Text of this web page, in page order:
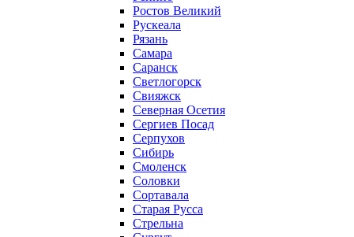
Ростов Великий
Рускеала
Рязань
Самара
Саранск
Светлогорск
Свияжск
Северная Осетия
Сергиев Посад
Серпухов
Сибирь
Смоленск
Соловки
Сортавала
Старая Русса
Стрельна